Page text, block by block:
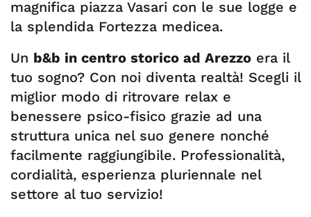
magnifica piazza Vasari con le sue logge e
la splendida Fortezza medicea.
Un b&b in centro storico ad Arezzo era il
tuo sogno? Con noi diventa realtà! Scegli il
miglior modo di ritrovare relax e
benessere psico-fisico grazie ad una
struttura unica nel suo genere nonché
facilmente raggiungibile. Professionalità,
cordialità, esperienza pluriennale nel
settore al tuo servizio!